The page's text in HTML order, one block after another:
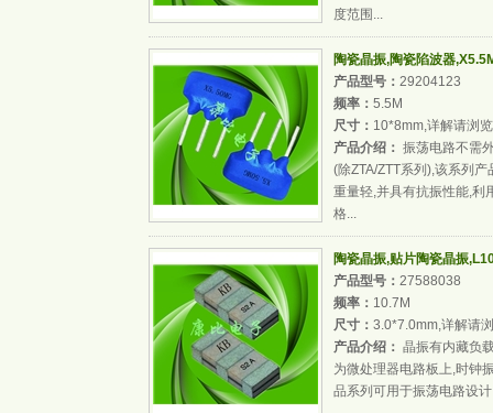
度范围...
陶瓷晶振,陶瓷陷波器
产品型号： 29204123
频率： 5.5M
尺寸： 10*8mm,详解请浏
产品介绍： 振荡电路不需
(除ZTA/ZTT系列),该系列
重量轻,并具有抗振性能,利
格...
陶瓷晶振,贴片陶瓷晶振
产品型号： 27588038
频率： 10.7M
尺寸： 3.0*7.0mm,详解请
产品介绍： 晶振有内藏负
为微处理器电路板上,时钟
品系列可用于振荡电路设